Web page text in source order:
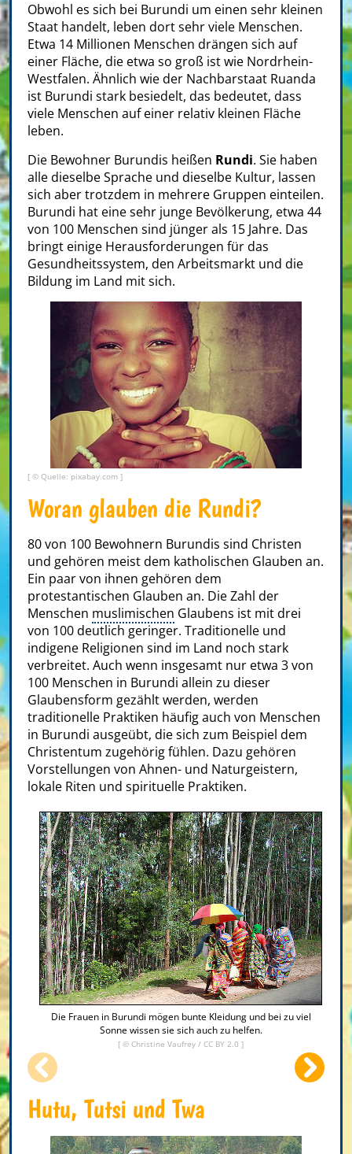
Obwohl es sich bei Burundi um einen sehr kleinen
Staat handelt, leben dort sehr viele Menschen.
Etwa 14 Millionen Menschen drängen sich auf
einer Fläche, die etwa so groß ist wie Nordrhein-
Westfalen. Ähnlich wie der Nachbarstaat Ruanda
ist Burundi stark besiedelt, das bedeutet, dass
viele Menschen auf einer relativ kleinen Fläche
leben.
Die Bewohner Burundis heißen Rundi. Sie haben
alle dieselbe Sprache und dieselbe Kultur, lassen
sich aber trotzdem in mehrere Gruppen einteilen.
Burundi hat eine sehr junge Bevölkerung, etwa 44
von 100 Menschen sind jünger als 15 Jahre. Das
bringt einige Herausforderungen für das
Gesundheitssystem, den Arbeitsmarkt und die
Bildung im Land mit sich.
[ © Quelle: pixabay.com ]
Woran glauben die Rundi?
80 von 100 Bewohnern Burundis sind Christen
und gehören meist dem katholischen Glauben an.
Ein paar von ihnen gehören dem
protestantischen Glauben an. Die Zahl der
Menschen muslimischen Glaubens ist mit drei
von 100 deutlich geringer. Traditionelle und
indigene Religionen sind im Land noch stark
verbreitet. Auch wenn insgesamt nur etwa 3 von
100 Menschen in Burundi allein zu dieser
Glaubensform gezählt werden, werden
traditionelle Praktiken häufig auch von Menschen
in Burundi ausgeübt, die sich zum Beispiel dem
Christentum zugehörig fühlen. Dazu gehören
Vorstellungen von Ahnen- und Naturgeistern,
lokale Riten und spirituelle Praktiken.
Die Frauen in Burundi mögen bunte Kleidung und bei zu viel
Sonne wissen sie sich auch zu helfen.
[ © Christine Vaufrey / CC BY 2.0 ]
Hutu, Tutsi und Twa